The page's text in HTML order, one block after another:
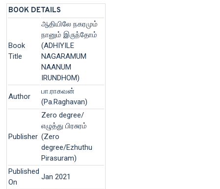
BOOK DETAILS
Book
Title
ஆதியிலே நகரமும்
நானும் இருந்தோம்
(ADHIYILE
NAGARAMUM
NAANUM
IRUNDHOM)
Author
பா.ராகவன்
(Pa.Raghavan)
Publisher
Zero degree/
எழுத்து பிரசுரம்
(Zero
degree/Ezhuthu
Pirasuram)
Published
On
Jan 2021